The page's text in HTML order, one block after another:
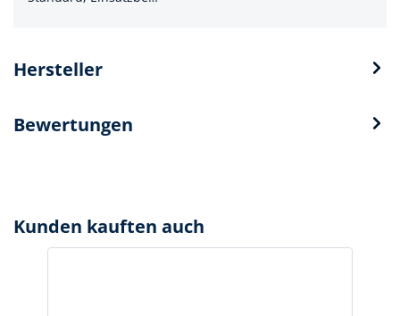
Hersteller
Bewertungen
Kunden kauften auch